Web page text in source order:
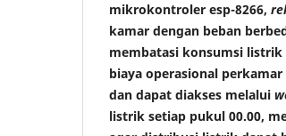
mikrokontroler esp-8266,
kamar dengan beban
membatasi konsumsi
biaya operasional
dan dapat diakses melalui
listrik setiap pukul 00.00,